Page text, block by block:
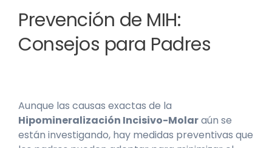
Prevención de MIH:
Consejos para Padres
Aunque las causas exactas de la
Hipomineralización Incisivo-Molaraún se
están investigando, hay medidas preventivas que